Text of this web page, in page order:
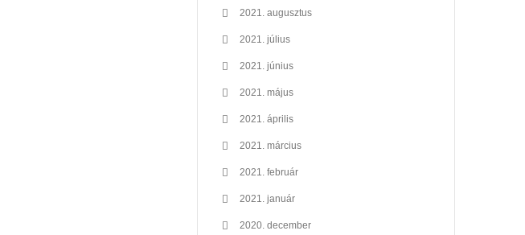
2021. augusztus
2021. július
2021. június
2021. május
2021. április
2021. március
2021. február
2021. január
2020. december